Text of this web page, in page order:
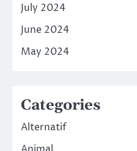
July 2024
June 2024
May 2024
Categories
Alternatif